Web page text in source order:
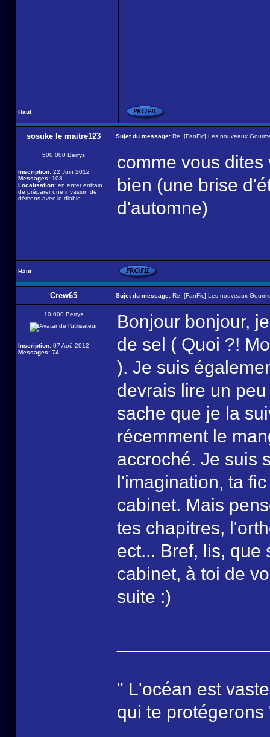
Haut
sosuke le maitre123 Sujet du message: Re: [FanFic] Les nouveaux
500 000 Berrys
Inscription: 22 Juin 2012
Messages: 108
Localisation: en enfer entrain
de préparer une invasion de
démons avec le diable
comme vous
bien (une brise
d'automne)
Haut
Crew65 Sujet du message: Re: [FanFic] Les nouveaux
10 000 Berrys
Inscription: 07 Aoû 2012
Messages: 74
Bonjour bonjour,
de sel ( Quoi ?!
). Je suis
devrais lire un
sache que je la
récemment le
accroché. Je suis
l'imagination, ta
cabinet. Mais
tes chapitres,
ect... Bref, lis, que
cabinet, à toi de
suite :)
" L'océan est
qui te protégerons